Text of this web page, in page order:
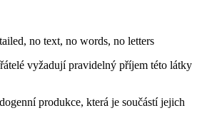
vyžadují pravidelný příjem této látky
produkce, která je součástí jejich